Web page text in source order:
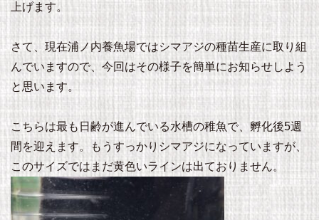
上げます。
さて、現在浦ノ内養魚場ではシマアジの種苗生産に取り組
んでいますので、今回はその様子を簡単にお知らせしよう
と思います。
こちらは最も日齢が進んでいる水槽の稚魚で、孵化後5週
間を迎えます。もうすっかりシマアジになっていますが、
このサイズではまだ黄色いラインは出ておりません。